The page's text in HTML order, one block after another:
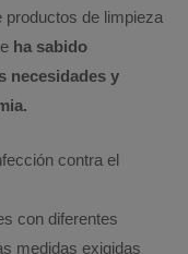
productos de limpieza
ha sabido
necesidades y
contra el
con diferentes
medidas exigidas